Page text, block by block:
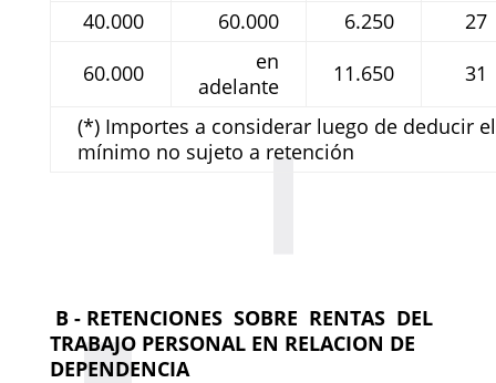
40.000
60.000 6.250
27
60.000
en
adelante
11.650
31
(*) Importes a considerar luego de deducir
mínimo no sujeto a retención
B - RETENCIONES SOBRE RENTAS DEL
TRABAJO PERSONAL EN RELACION DE
DEPENDENCIA